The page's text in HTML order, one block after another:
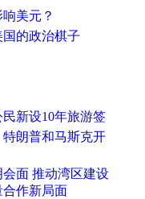
美元？
的政治棋子
新设10年旅游签
朗普和马斯克开
面 推动湾区建设
作新局面